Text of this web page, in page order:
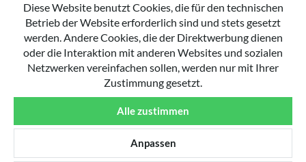
Vertrag widerrufen
Diese Website benutzt Cookies, die für den technischen
Betrieb der Website erforderlich sind und stets gesetzt
werden. Andere Cookies, die der Direktwerbung dienen
oder die Interaktion mit anderen Websites und sozialen
Netzwerken vereinfachen sollen, werden nur mit Ihrer
Zustimmung gesetzt.